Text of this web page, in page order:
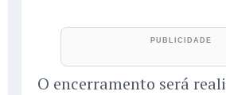
O encerramento será